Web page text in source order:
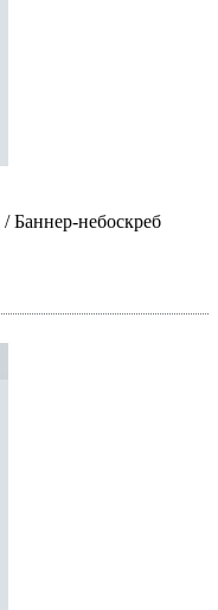
/ Баннер-небоскреб